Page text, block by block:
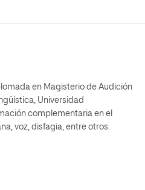
en Magisterio de Audición
Universidad
complementaria en el
voz, disfagia, entre otros.